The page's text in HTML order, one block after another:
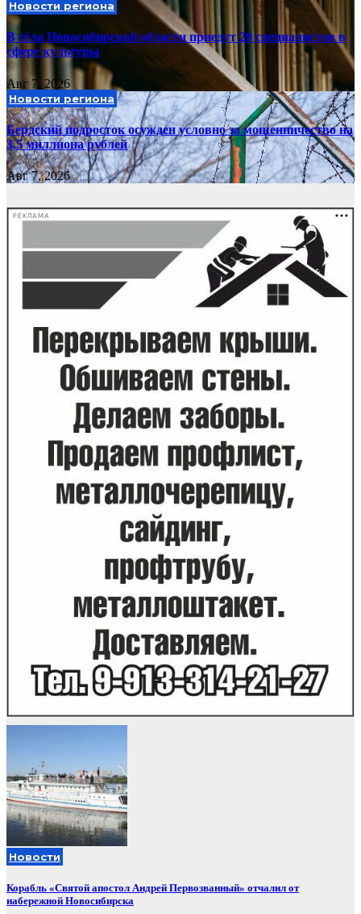
Новости региона
В сёла Новосибирской области приедут 20 специалистов в
сфере культуры
Авг 7, 2026
Новости региона
Бердский подросток осужден условно за мошенничество на
3,5 миллиона рублей
Авг 7, 2026
РЕКЛАМА
Новости
Корабль «Святой апостол Андрей Первозванный» отчалил от
набережной Новосибирска